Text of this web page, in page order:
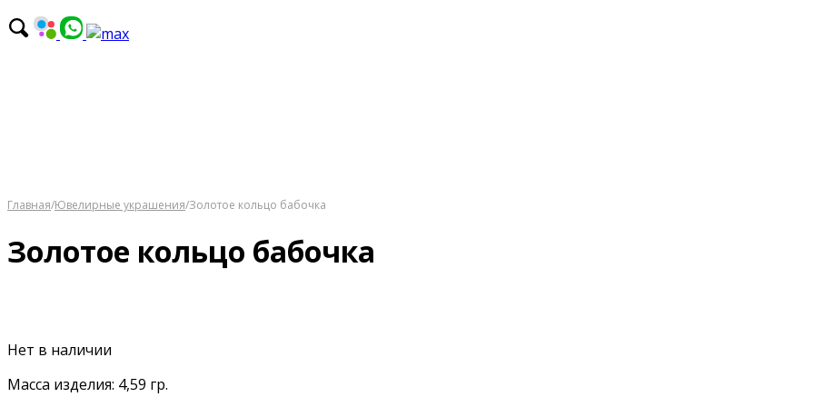
Главная/Ювелирные украшения/Золотое кольцо бабочка
Золотое кольцо бабочка
Нет в наличии
Масса изделия: 4,59 гр.